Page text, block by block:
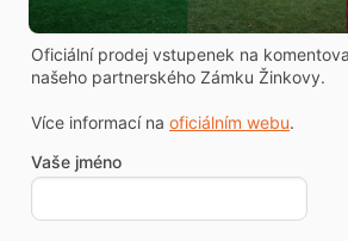
Oficiální prodej vstupenek na
našeho partnerského Zámku Žinkovy.
Více informací na oficiálním webu.
Vaše jméno